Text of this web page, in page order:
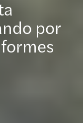
por